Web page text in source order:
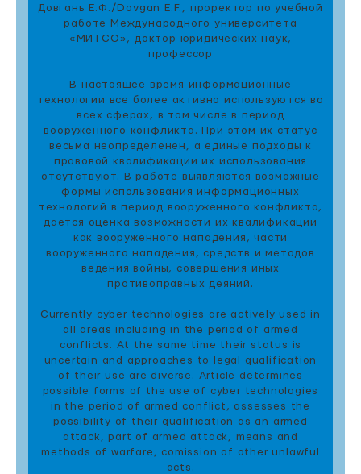
Довгань Е.Ф./Dovgan E.F., проректор по учебной
работе Международного университета
«МИТСО», доктор юридических наук,
профессор
В настоящее время информационные
технологии все более активно используются во
всех сферах, в том числе в период
вооруженного конфликта. При этом их статус
весьма неопределенен, а единые подходы к
правовой квалификации их использования
отсутствуют. В работе выявляются возможные
формы использования информационных
технологий в период вооруженного конфликта,
дается оценка возможности их квалификации
как вооруженного нападения, части
вооруженного нападения, средств и методов
ведения войны, совершения иных
противоправных деяний.
Currently cyber technologies are actively used in
all areas including in the period of armed
conflicts. At the same time their status is
uncertain and approaches to legal qualification
of their use are diverse. Article determines
possible forms of the use of cyber technologies
in the period of armed conflict, assesses the
possibility of their qualification as an armed
attack, part of armed attack, means and
methods of warfare, comission of other unlawful
acts.